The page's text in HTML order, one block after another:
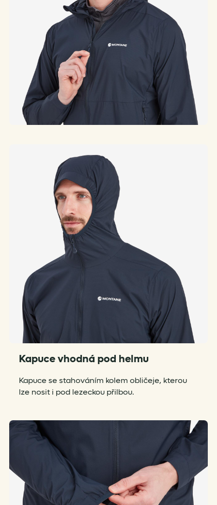
Kapuce vhodná pod helmu
Kapuce se stahováním kolem obličeje, kterou
lze nosit i pod lezeckou přilbou.